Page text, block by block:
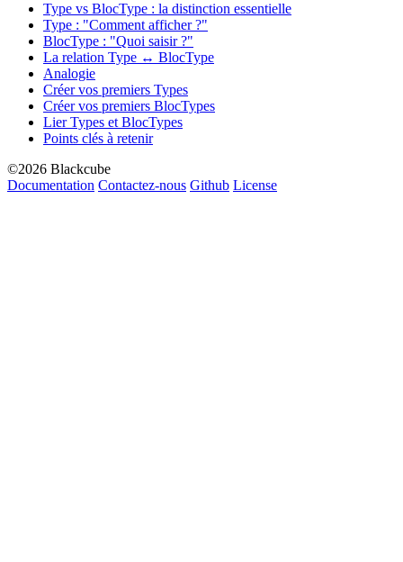
Type vs BlocType : la distinction essentielle
Type : "Comment afficher ?"
BlocType : "Quoi saisir ?"
La relation Type ↔ BlocType
Analogie
Créer vos premiers Types
Créer vos premiers BlocTypes
Lier Types et BlocTypes
Points clés à retenir
©2026 Blackcube
Documentation Contactez-nous Github License